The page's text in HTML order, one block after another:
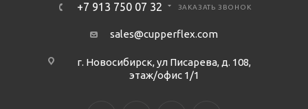
+7 913 750 07 32 ЗАКАЗАТЬ ЗВОНОК
sales@cupperflex.com
г. Новосибирск, ул Писарева, д. 108,
этаж/офис 1/1